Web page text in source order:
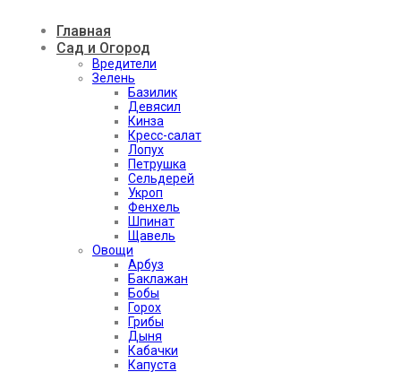
Главная
Сад и Огород
Вредители
Зелень
Базилик
Девясил
Кинза
Кресс-салат
Лопух
Петрушка
Сельдерей
Укроп
Фенхель
Шпинат
Щавель
Овощи
Арбуз
Баклажан
Бобы
Горох
Грибы
Дыня
Кабачки
Капуста